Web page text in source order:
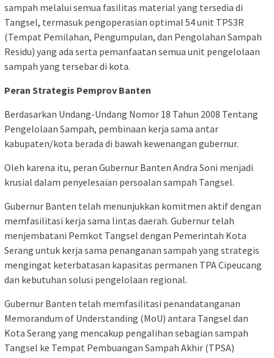
sampah melalui semua fasilitas material yang tersedia di
Tangsel, termasuk pengoperasian optimal 54 unit TPS3R
(Tempat Pemilahan, Pengumpulan, dan Pengolahan Sampah
Residu) yang ada serta pemanfaatan semua unit pengelolaan
sampah yang tersebar di kota.
Peran Strategis Pemprov Banten
Berdasarkan Undang-Undang Nomor 18 Tahun 2008 Tentang
Pengelolaan Sampah, pembinaan kerja sama antar
kabupaten/kota berada di bawah kewenangan gubernur.
Oleh karena itu, peran Gubernur Banten Andra Soni menjadi
krusial dalam penyelesaian persoalan sampah Tangsel.
Gubernur Banten telah menunjukkan komitmen aktif dengan
memfasilitasi kerja sama lintas daerah. Gubernur telah
menjembatani Pemkot Tangsel dengan Pemerintah Kota
Serang untuk kerja sama penanganan sampah yang strategis
mengingat keterbatasan kapasitas permanen TPA Cipeucang
dan kebutuhan solusi pengelolaan regional.
Gubernur Banten telah memfasilitasi penandatanganan
Memorandum of Understanding (MoU) antara Tangsel dan
Kota Serang yang mencakup pengalihan sebagian sampah
Tangsel ke Tempat Pembuangan Sampah Akhir (TPSA)